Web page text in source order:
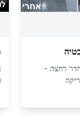
חדר רחצה -